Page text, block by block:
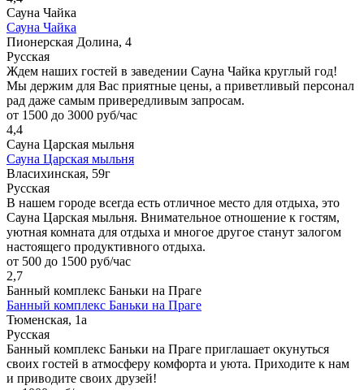
Сауна Чайка
Сауна Чайка
Пионерская Долина, 4
Русская
Ждем наших гостей в заведении Сауна Чайка круглый год!
Мы держим для Вас приятные цены, а приветливый персонал
рад даже самым привередливым запросам.
от 1500 до 3000 руб/час
4,4
Сауна Царская мыльня
Сауна Царская мыльня
Власихинская, 59г
Русская
В нашем городе всегда есть отличное место для отдыха, это
Сауна Царская мыльня. Внимательное отношение к гостям,
уютная комната для отдыха и многое другое станут залогом
настоящего продуктивного отдыха.
от 500 до 1500 руб/час
2,7
Банный комплекс Баньки на Праге
Банный комплекс Баньки на Праге
Тюменская, 1а
Русская
Банный комплекс Баньки на Праге приглашает окунуться
своих гостей в атмосферу комфорта и уюта. Приходите к нам
и приводите своих друзей!